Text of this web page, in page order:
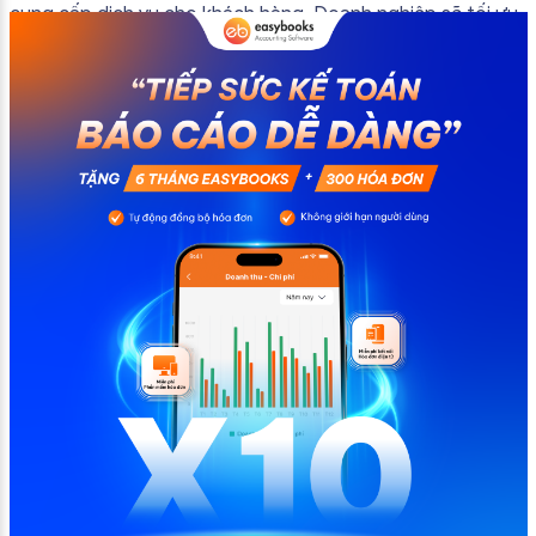
cung cấp dịch vụ cho khách hàng. Doanh nghiệp sẽ tối ưu
quy trình vận hành và tránh được những án phạt hành
chính không đáng có nếu nắm rõ […]